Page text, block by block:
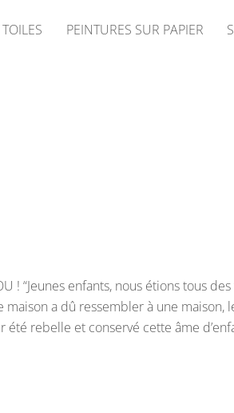
TOILES PEINTURES SUR PAPIER
! “Jeunes enfants, nous étions tous
a dû ressembler à une maison,
été rebelle et conservé cette âme